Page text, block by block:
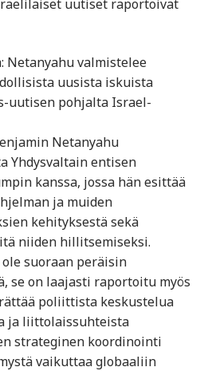
uutiset raportoivat
Netanyahu valmistelee
uusista iskuista
uutisen pohjalta Israel-
Netanyahu
Yhdysvaltain entisen
kanssa, jossa hän esittää
ja muiden
kehityksestä sekä
niiden hillitsemiseksi.
suoraan peräisin
se on laajasti raportoitu myös
poliittista keskustelua
ja liittolaissuhteista
strateginen koordinointi
vaikuttaa globaaliin